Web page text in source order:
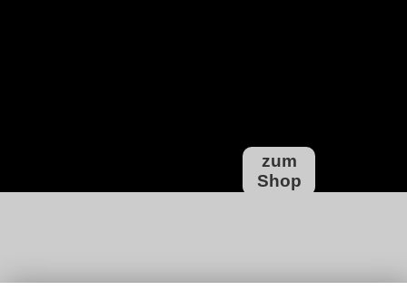
zum
Shop